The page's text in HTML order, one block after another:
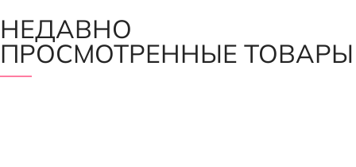
НЕДАВНО
ПРОСМОТРЕННЫЕ ТОВАРЫ